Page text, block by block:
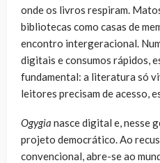
onde os livros respiram.
bibliotecas como casas de
encontro intergeracional.
digitais e consumos rápidos,
fundamental: a literatura só
leitores precisam de acesso,
Ogygia nasce digital e, nesse
projeto democrático. Ao
convencional, abre-se ao